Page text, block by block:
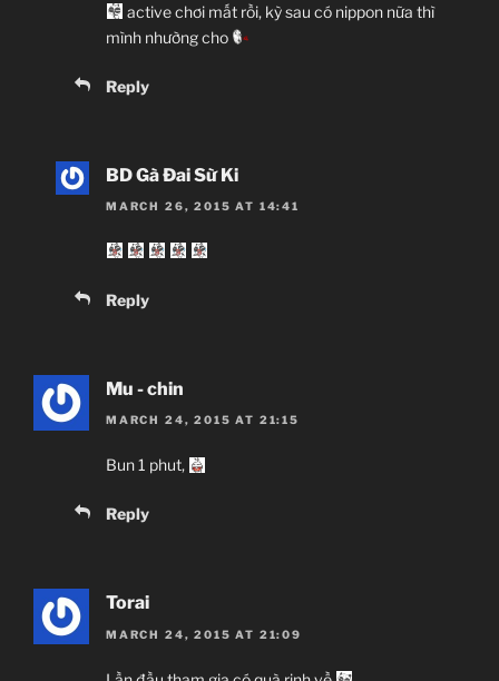
active chơi mất rồi, kỳ sau có nippon nữa thì
mình nhường cho
Reply
BD Gà Đai Sừ Ki
MARCH 26, 2015 AT 14:41
Reply
Mu - chin
MARCH 24, 2015 AT 21:15
Bun 1 phut,
Reply
Torai
MARCH 24, 2015 AT 21:09